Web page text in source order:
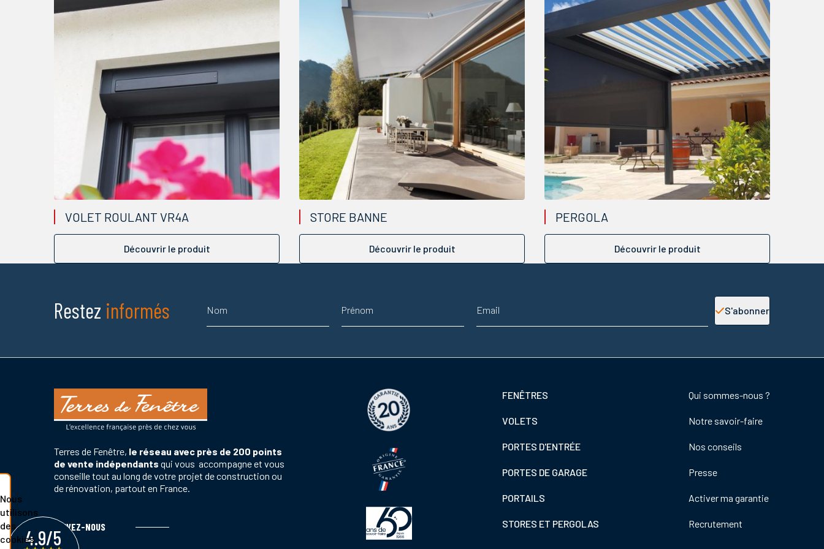
VOLET ROULANT VR4A
Découvrir le produit
STORE BANNE
Découvrir le produit
PERGOLA
Découvrir le produit
Restez informés
S'abonner
Terres de Fenêtre, le réseau avec près de 200 points
de vente indépendants qui vous accompagne et vous
conseille tout au long de votre projet de construction ou
de rénovation, partout en France.
SUIVEZ-NOUS
Footer
de
FENÊTRES
VOLETS
PORTES D'ENTRÉE
PORTES DE GARAGE
PORTAILS
STORES ET PERGOLAS
Footer
de
Qui sommes-nous ?
Notre savoir-faire
Nos conseils
Presse
Activer ma garantie
Recrutement
4.9/5
Nous
utilisons
des
cookies